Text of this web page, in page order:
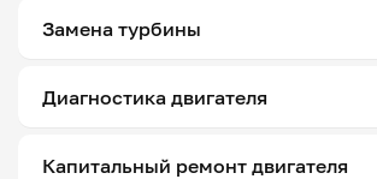
Замена турбины
Диагностика двигателя
Капитальный ремонт двигателя